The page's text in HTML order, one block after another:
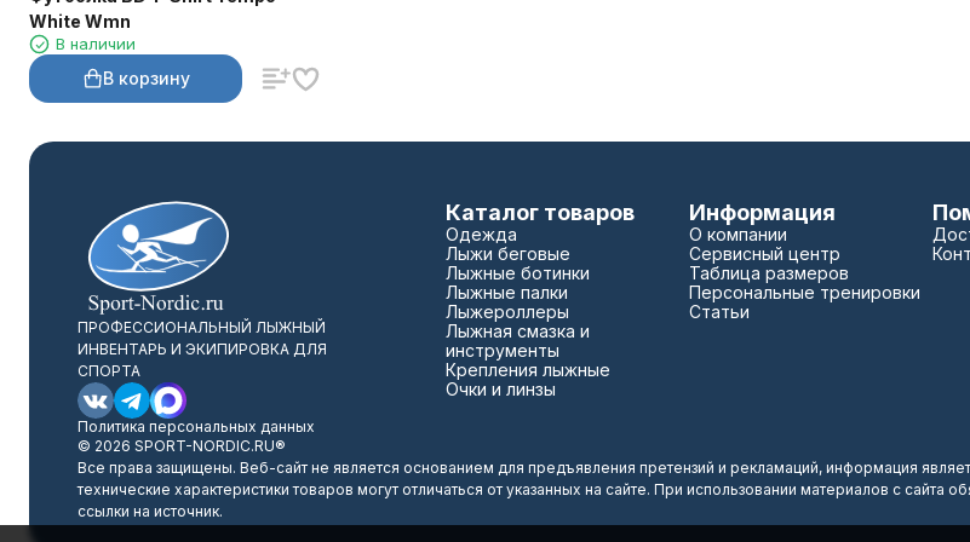
White Wmn
В наличии
В корзину
ПРОФЕССИОНАЛЬНЫЙ ЛЫЖНЫЙ
ИНВЕНТАРЬ И ЭКИПИРОВКА ДЛЯ
СПОРТА
Каталог товаров
Одежда
Лыжи беговые
Лыжные ботинки
Лыжные палки
Лыжероллеры
Лыжная смазка и
инструменты
Крепления лыжные
Очки и линзы
Информация
О компании
Сервисный центр
Таблица размеров
Персональные тренировки
Статьи
Политика персональных данных
© 2026 SPORT-NORDIC.RU®
Все права защищены. Веб-сайт не является основанием для предъявления претензий и рекламаций, информация
технические характеристики товаров могут отличаться от указанных на сайте. При использовании материалов с сайта
ссылки на источник.